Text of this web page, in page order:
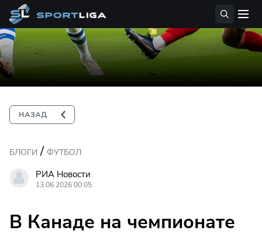
БЛОГИ / ФУТБОЛ
РИА Новости
13.06.2026 00:05
В Канаде на чемпионате